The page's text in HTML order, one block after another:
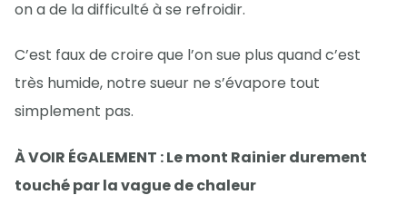
on a de la difficulté à se refroidir.
C’est faux de croire que l’on sue plus quand c’est
très humide, notre sueur ne s’évapore tout
simplement pas.
À VOIR ÉGALEMENT : Le mont Rainier durement
touché par la vague de chaleur